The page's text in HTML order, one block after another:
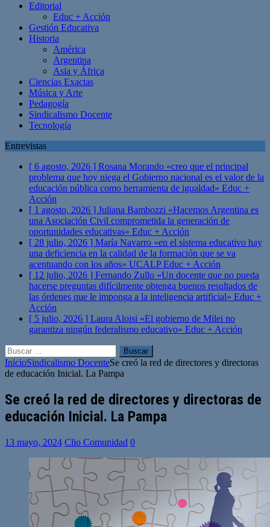
Editorial
Educ + Acción
Gestión Educativa
Historia
América
Argentina
Asia y África
Ciencias Exactas
Música y Arte
Pedagogía
Sindicalismo Docente
Tecnología
Entrevistas
[ 6 agosto, 2026 ] Rosana Morando «creo que el principal
problema que hoy niega el Gobierno nacional es el valor de la
educación pública como herramienta de igualdad» Educ +
Acción
[ 1 agosto, 2026 ] Juliana Bambozzi «Hacemos Argentina es
una Asociación Civil comprometida la generación de
oportunidades educativas» Educ + Acción
[ 28 julio, 2026 ] María Navarro «en el sistema educativo hay
una deficiencia en la calidad de la formación que se va
acentuando con los años» UCALPEduc + Acción
[ 12 julio, 2026 ] Fernando Zullo «Un docente que no pueda
hacerse preguntas difícilmente obtenga buenos resultados de
las órdenes que le imponga a la inteligencia artificial» Educ +
Acción
[ 5 julio, 2026 ] Laura Aloisi «El gobierno de Milei no
garantiza ningún federalismo educativo» Educ + Acción
Buscar:
InicioSindicalismo DocenteSe creó la red de directores y directoras
de educación Inicial. La Pampa
Se creó la red de directores y directoras de
educación Inicial. La Pampa
13 mayo, 2024 Clio Comunidad 0